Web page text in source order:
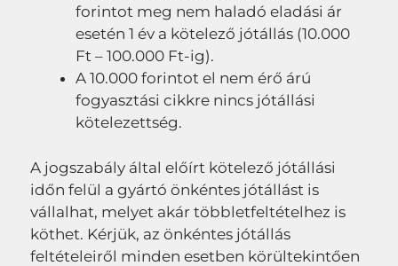
forintot meg nem haladó eladási ár
esetén 1 év a kötelező jótállás (10.000
Ft – 100.000 Ft-ig).
A 10.000 forintot el nem érő árú
fogyasztási cikkre nincs jótállási
kötelezettség.
A jogszabály által előírt kötelező jótállási
időn felül a gyártó önkéntes jótállást is
vállalhat, melyet akár többletfeltételhez is
köthet. Kérjük, az önkéntes jótállás
feltételeiről minden esetben körültekintően